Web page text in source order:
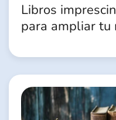
Libros
para ampliar tu